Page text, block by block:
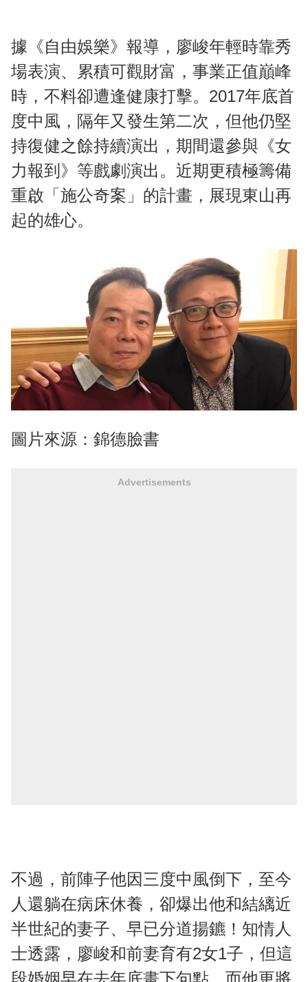
據《自由娛樂》報導，廖峻年輕時靠秀
場表演、累積可觀財富，事業正值巔峰
時，不料卻遭逢健康打擊。2017年底首
度中風，隔年又發生第二次，但他仍堅
持復健之餘持續演出，期間還參與《女
力報到》等戲劇演出。近期更積極籌備
重啟「施公奇案」的計畫，展現東山再
起的雄心。
圖片來源：錦德臉書
Advertisements
不過，前陣子他因三度中風倒下，至今
人還躺在病床休養，卻爆出他和結縭近
半世紀的妻子、早已分道揚鑣！知情人
士透露，廖峻和前妻育有2女1子，但這
段婚姻早在去年底畫下句點，而他更將